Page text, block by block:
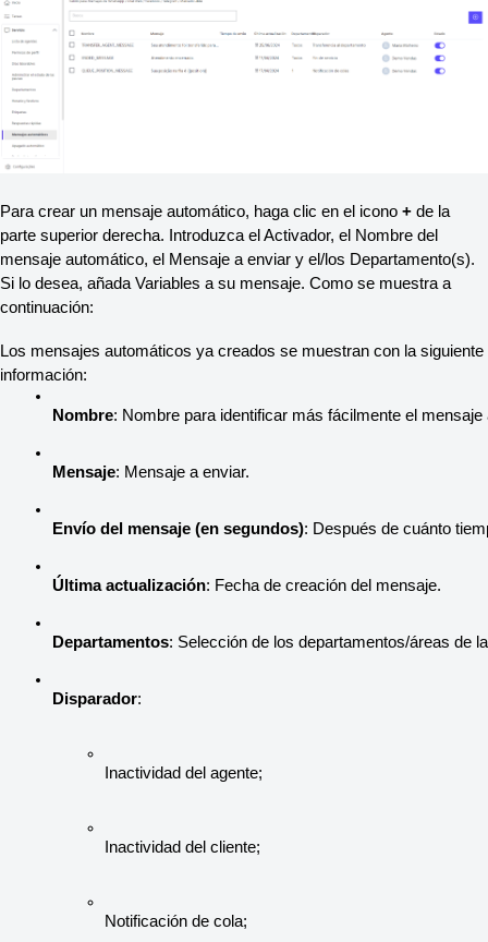
Para crear un mensaje automático, haga clic en el icono + de la
parte superior derecha. Introduzca el Activador, el Nombre del
mensaje automático, el Mensaje a enviar y el/los Departamento(s).
Si lo desea, añada Variables a su mensaje. Como se muestra a
continuación:
Los mensajes automáticos ya creados se muestran con la siguiente
información:
Nombre: Nombre para identificar más fácilmente el mensaje
Mensaje: Mensaje a enviar.
Envío del mensaje (en segundos): Después de cuánto
Última actualización: Fecha de creación del mensaje.
Departamentos: Selección de los departamentos/áreas de
Disparador:
Inactividad del agente;
Inactividad del cliente;
Notificación de cola;